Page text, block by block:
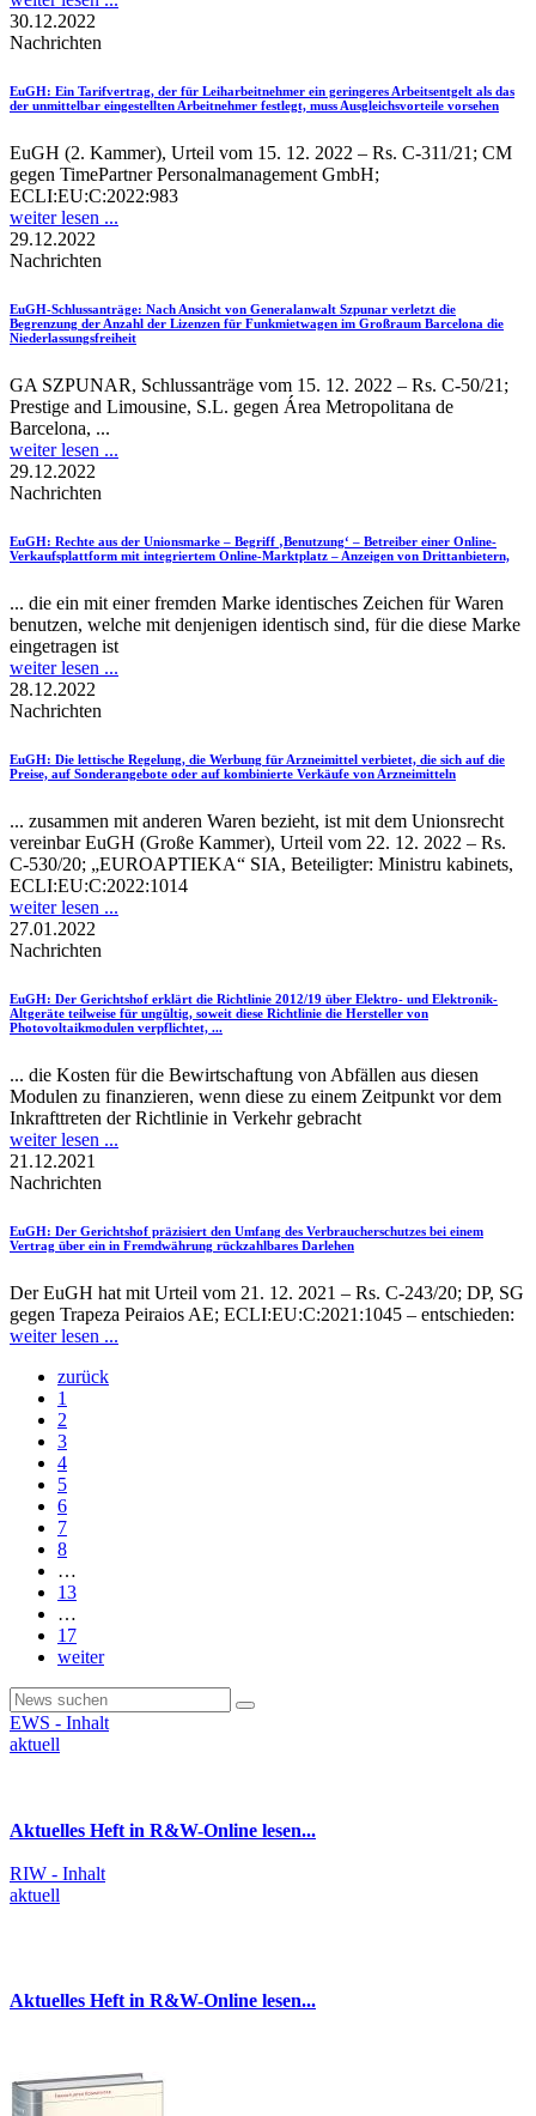
30.12.2022
Nachrichten
EuGH: Ein Tarifvertrag, der für Leiharbeitnehmer ein geringeres Arbeitsentgelt als das
der unmittelbar eingestellten Arbeitnehmer festlegt, muss Ausgleichsvorteile vorsehen
EuGH (2. Kammer), Urteil vom 15. 12. 2022 – Rs. C-311/21; CM
gegen TimePartner Personalmanagement GmbH;
ECLI:EU:C:2022:983
weiter lesen ...
29.12.2022
Nachrichten
EuGH-Schlussanträge: Nach Ansicht von Generalanwalt Szpunar verletzt die
Begrenzung der Anzahl der Lizenzen für Funkmietwagen im Großraum Barcelona die
Niederlassungsfreiheit
GA SZPUNAR, Schlussanträge vom 15. 12. 2022 – Rs. C-50/21;
Prestige and Limousine, S.L. gegen Área Metropolitana de
Barcelona, ...
weiter lesen ...
29.12.2022
Nachrichten
EuGH: Rechte aus der Unionsmarke – Begriff ‚Benutzung‘ – Betreiber einer Online-
Verkaufsplattform mit integriertem Online-Marktplatz – Anzeigen von Drittanbietern,
... die ein mit einer fremden Marke identisches Zeichen für Waren
benutzen, welche mit denjenigen identisch sind, für die diese Marke
eingetragen ist
weiter lesen ...
28.12.2022
Nachrichten
EuGH: Die lettische Regelung, die Werbung für Arzneimittel verbietet, die sich auf die
Preise, auf Sonderangebote oder auf kombinierte Verkäufe von Arzneimitteln
... zusammen mit anderen Waren bezieht, ist mit dem Unionsrecht
vereinbar EuGH (Große Kammer), Urteil vom 22. 12. 2022 – Rs.
C-530/20; „EUROAPTIEKA“ SIA, Beteiligter: Ministru kabinets,
ECLI:EU:C:2022:1014
weiter lesen ...
27.01.2022
Nachrichten
EuGH: Der Gerichtshof erklärt die Richtlinie 2012/19 über Elektro- und Elektronik-
Altgeräte teilweise für ungültig, soweit diese Richtlinie die Hersteller von
Photovoltaikmodulen verpflichtet, ...
... die Kosten für die Bewirtschaftung von Abfällen aus diesen
Modulen zu finanzieren, wenn diese zu einem Zeitpunkt vor dem
Inkrafttreten der Richtlinie in Verkehr gebracht
weiter lesen ...
21.12.2021
Nachrichten
EuGH: Der Gerichtshof präzisiert den Umfang des Verbraucherschutzes bei einem
Vertrag über ein in Fremdwährung rückzahlbares Darlehen
Der EuGH hat mit Urteil vom 21. 12. 2021 – Rs. C-243/20; DP, SG
gegen Trapeza Peiraios AE; ECLI:EU:C:2021:1045 – entschieden:
weiter lesen ...
zurück
1
2
3
4
5
6
7
8
…
13
…
17
weiter
EWS - Inhalt
aktuell
Aktuelles Heft in R&W-Online lesen...
RIW - Inhalt
aktuell
Aktuelles Heft in R&W-Online lesen...